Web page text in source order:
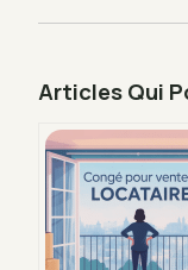
Articles Qui